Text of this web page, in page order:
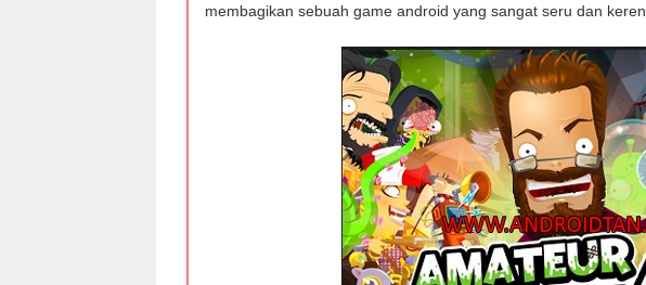
membagikan sebuah game android yang sangat seru dan keren.